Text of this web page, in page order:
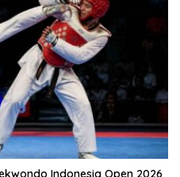
Indonesia Open 2026